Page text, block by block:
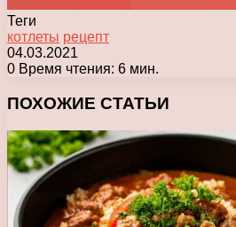
Теги
котлеты рецепт
04.03.2021
0 Время чтения: 6 мин.
ПОХОЖИЕ СТАТЬИ